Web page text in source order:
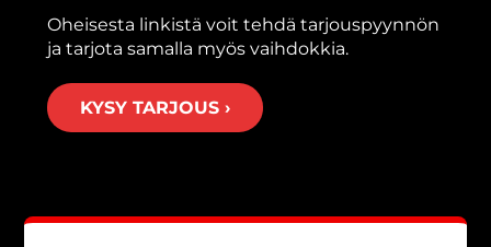
Oheisesta linkistä voit tehdä tarjouspyynnön
ja tarjota samalla myös vaihdokkia.
KYSY TARJOUS ›